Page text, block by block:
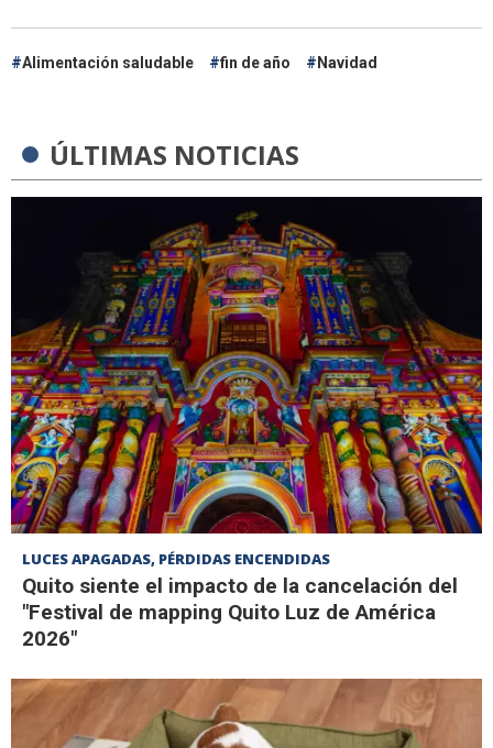
Alimentación saludable fin de año Navidad
ÚLTIMAS NOTICIAS
LUCES APAGADAS, PÉRDIDAS ENCENDIDAS
Quito siente el impacto de la cancelación del
"Festival de mapping Quito Luz de América
2026"